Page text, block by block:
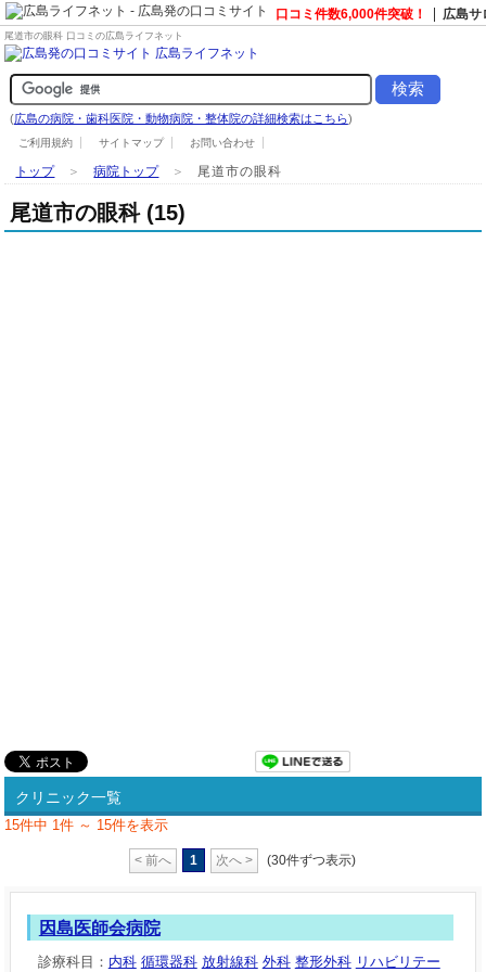
口コミ件数6,000件突破！ 広島サ
尾道市の眼科 口コミの広島ライフネット
(広島の病院・歯科医院・動物病院・整体院の詳細検索はこちら)
ご利用規約 サイトマップ お問い合わせ
トップ＞病院トップ＞ 尾道市の眼科
尾道市の眼科 (15)
クリニック一覧
15件中 1件 ～ 15件を表示
< 前へ 1 次へ > (30件ずつ表示)
因島医師会病院
診療科目： 内科 循環器科 放射線科 外科 整形外科 リハビリテー